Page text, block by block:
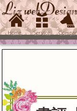
Home Service